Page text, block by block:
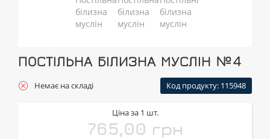
ПОСТІЛЬНА БІЛИЗНА МУСЛІН №4
Немає на складі Код продукту: 115948
Ціна за 1 шт.
765,00 грн